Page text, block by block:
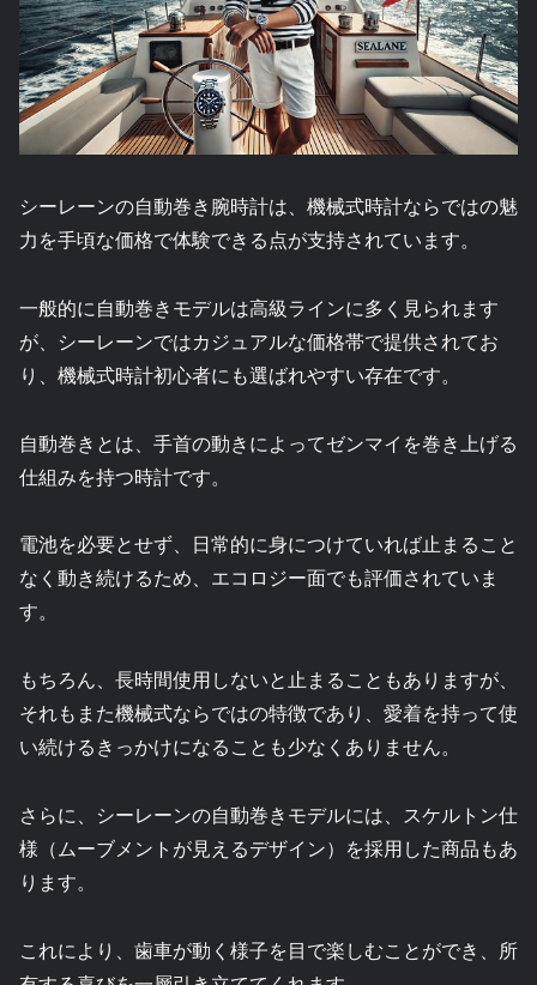
シーレーンの自動巻き腕時計は、機械式時計ならではの魅
力を手頃な価格で体験できる点が支持されています。
一般的に自動巻きモデルは高級ラインに多く見られます
が、シーレーンではカジュアルな価格帯で提供されてお
り、機械式時計初心者にも選ばれやすい存在です。
自動巻きとは、手首の動きによってゼンマイを巻き上げる
仕組みを持つ時計です。
電池を必要とせず、日常的に身につけていれば止まること
なく動き続けるため、エコロジー面でも評価されていま
す。
もちろん、長時間使用しないと止まることもありますが、
それもまた機械式ならではの特徴であり、愛着を持って使
い続けるきっかけになることも少なくありません。
さらに、シーレーンの自動巻きモデルには、スケルトン仕
様（ムーブメントが見えるデザイン）を採用した商品もあ
ります。
これにより、歯車が動く様子を目で楽しむことができ、所